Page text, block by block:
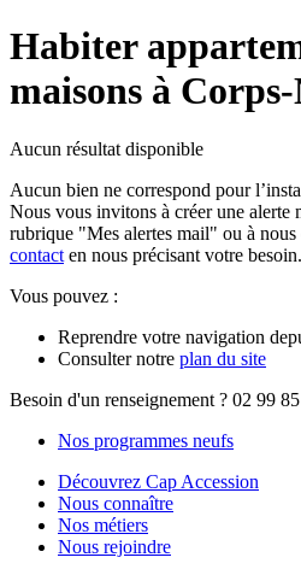
Habiter
maisons à
Aucun résultat disponible
Aucun bien ne correspond pour
Nous vous invitons à créer une alerte
rubrique "Mes alertes mail" ou à nous
contact en nous précisant votre besoin.
Vous pouvez :
Reprendre votre navigation
Consulter notre plan du site
Besoin d'un renseignement ? 02 99
Nos programmes neufs
Découvrez Cap Accession
Nous connaître
Nos métiers
Nous rejoindre